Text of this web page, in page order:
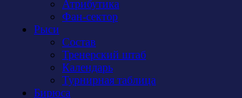
Атрибутика
Фан-сектор
Рыси
Состав
Тренерский штаб
Календарь
Турнирная таблица
Бирюса